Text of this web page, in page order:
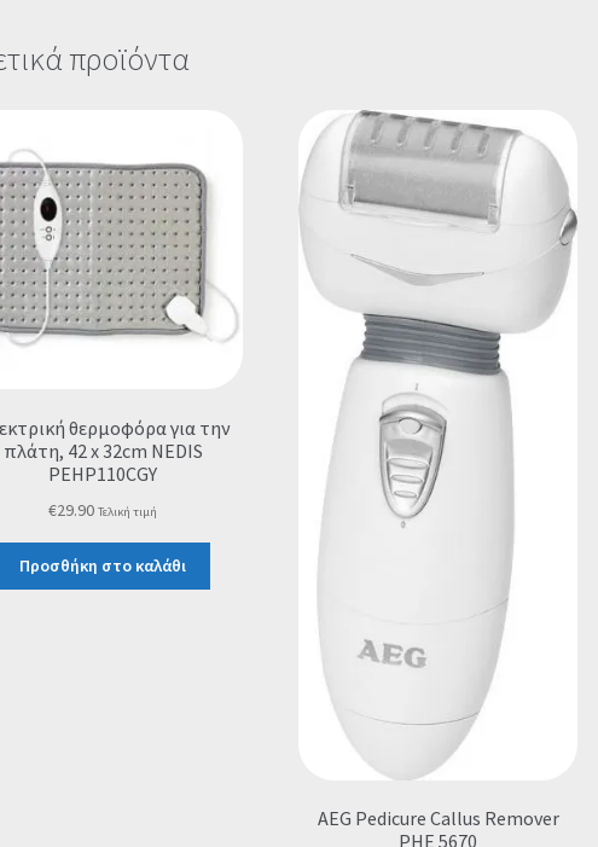
προϊόντα
θερμοφόρα για την
πλάτη, 42 x 32cm NEDIS
PEHP110CGY
€29.90 Τελική τιμή
Προσθήκη στο καλάθι
AEG Pedicure Callus Remover
PHE 5670